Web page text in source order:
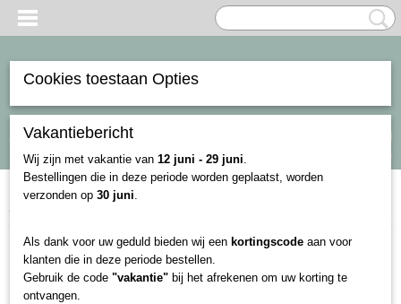
Inloggen Registreren Select Language
(0)
Home > Sklep wędkarski online w Holandii
Sklep wędkarski online w
Cookies toestaan Opties
Vakantiebericht
Wij zijn met vakantie van 12 juni - 29 juni.
Bestellingen die in deze periode worden geplaatst, worden
verzonden op 30 juni.
Als dank voor uw geduld bieden wij een kortingscode aan voor
klanten die in deze periode bestellen.
Gebruik de code "vakantie" bij het afrekenen om uw korting te
ontvangen.